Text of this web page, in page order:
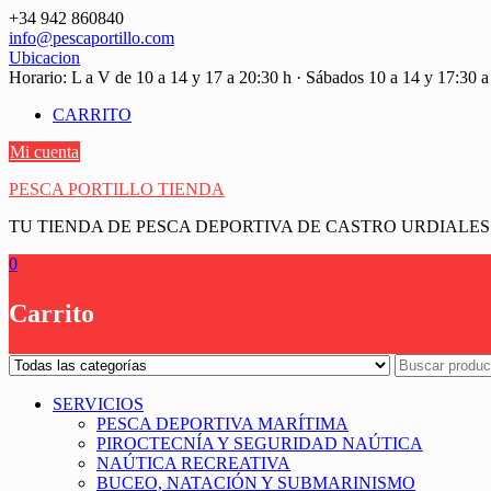
Saltar
contenido
+34 942 860840
info@pescaportillo.com
Ubicacion
Horario: L a V de 10 a 14 y 17 a 20:30 h · Sábados 10 a 14 y 17:30
CARRITO
Mi cuenta
PESCA PORTILLO TIENDA
TU TIENDA DE PESCA DEPORTIVA DE CASTRO URDIALES
0
Carrito
SERVICIOS
PESCA DEPORTIVA MARÍTIMA
PIROCTECNÍA Y SEGURIDAD NAÚTICA
NAÚTICA RECREATIVA
BUCEO, NATACIÓN Y SUBMARINISMO